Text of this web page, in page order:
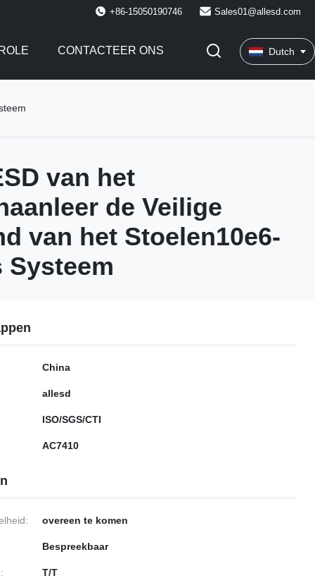
+86-15050190746 Sales01@allesd.com
CONTACTEER ONS Dutch
van het
de Veilige
van het Stoelen10e6-
Systeem
China
allesd
ISO/SGS/CTI
AC7410
overeen te komen
Bespreekbaar
T/T